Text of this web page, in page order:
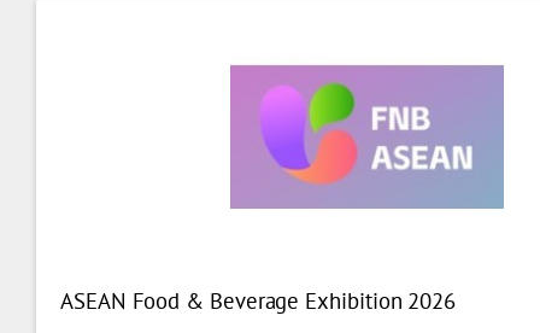
ASEAN Food & Beverage Exhibition 2026